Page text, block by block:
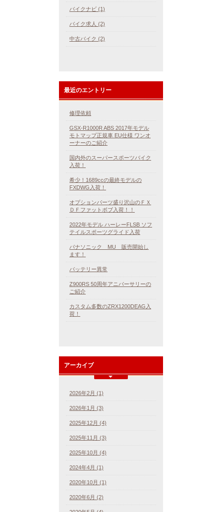
バイクナビ (1)
バイク求人 (2)
中古バイク (2)
最近のエントリー
修理依頼
GSX-R1000R ABS 2017年モデル
モトマップ正規車 EU仕様 ワンオ
ーナーのご紹介
国内外のスーパースポーツバイク
入荷！
希少！1689ccの最終モデルの
FXDWG入荷！
オプションパーツ盛り沢山のＦＸ
ＤＦファットボブ入荷！！
2022年モデル ハーレーFLSB ソフ
テイルスポーツグライド入荷
パナソニック MU 販売開始し
ます！
バッテリー異常
Z900RS 50周年アニバーサリーの
ご紹介
カスタム多数のZRX1200DEAG入
荷！
アーカイブ
2026年2月 (1)
2026年1月 (3)
2025年12月 (4)
2025年11月 (3)
2025年10月 (4)
2024年4月 (1)
2020年10月 (1)
2020年6月 (2)